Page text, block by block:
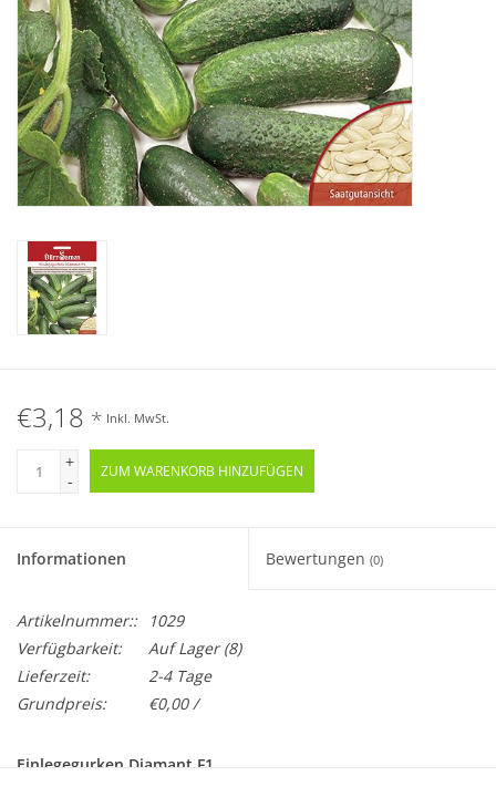
€3,18 * Inkl. MwSt.
+
-
ZUM WARENKORB HINZUFÜGEN
Informationen Bewertungen (0)
Artikelnummer::
1029
Verfügbarkeit:
Auf Lager(8)
Lieferzeit:
2-4 Tage
Grundpreis:
€0,00 /
Einlegegurken Diamant F1